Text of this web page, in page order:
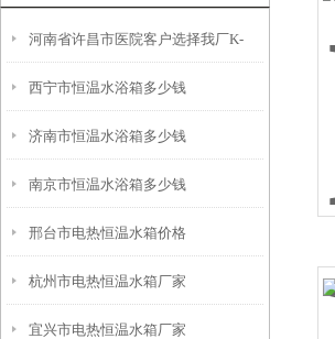
河南省许昌市医院客户选择我厂K-
WHS电热恒温水箱
西宁市恒温水浴箱多少钱
济南市恒温水浴箱多少钱
南京市恒温水浴箱多少钱
邢台市电热恒温水箱价格
杭州市电热恒温水箱厂家
宜兴市电热恒温水箱厂家